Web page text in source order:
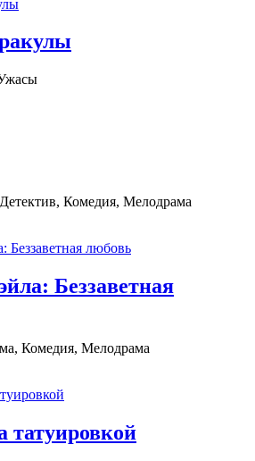
Комедия, Мелодрама
Беззаветная
Комедия, Мелодрама
татуировкой